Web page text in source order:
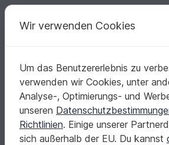
Deine kreativen Ideen
Deutsch | € (EUR) einloggen
Startseite Häkeln Damen Jacken
Häkelanleitung für Sommerweste |
Häkelanleitung für
Flowers #2 | MonteNegro #2
Wir verwenden Cookies
Um das Benutzererlebnis zu
verwenden wir Cookies, unter
Analyse-, Optimierungs- und
unseren
Richtlinien. Einige unserer
sich außerhalb der EU. Du kannst